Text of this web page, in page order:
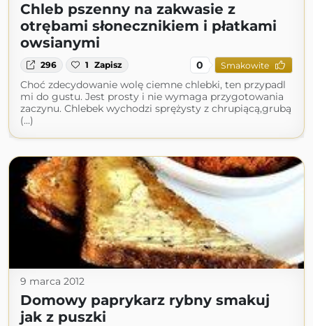
Chleb pszenny na zakwasie z
otrębami słonecznikiem i płatkami
owsianymi
296 1 Zapisz 0 Smakowite
Choć zdecydowanie wolę ciemne chlebki, ten przypadl
mi do gustu. Jest prosty i nie wymaga przygotowania
zaczynu. Chlebek wychodzi sprężysty z chrupiącą,grubą
(...)
9 marca 2012
Domowy paprykarz rybny smakuj
jak z puszki